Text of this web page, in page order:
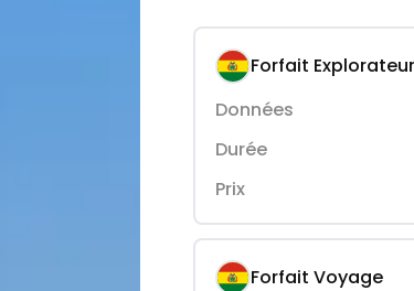
Forfait Explorateur
Données
Durée
Prix
Forfait Voyage